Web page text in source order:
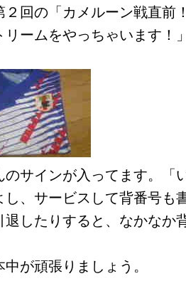
回の「カメルーン戦直前
リームをやっちゃいます！
のサインが入ってます。「
し、サービスして背番号も
退したりすると、なかなか
が頑張りましょう。